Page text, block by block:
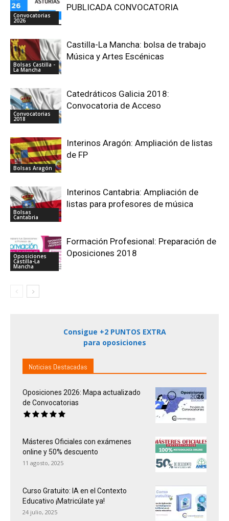
Convocatorias
2026
PUBLICADA CONVOCATORIA
Bolsas Castilla -
La Mancha
Castilla-La Mancha: bolsa de trabajo
Música y Artes Escénicas
Convocatorias
2018
Catedráticos Galicia 2018:
Convocatoria de Acceso
Bolsas Aragón
Interinos Aragón: Ampliación de listas
de FP
Bolsas
Cantabria
Interinos Cantabria: Ampliación de
listas para profesores de música
Oposiciones
Castilla-La
Mancha
Formación Profesional: Preparación de
Oposiciones 2018
Consigue +2 PUNTOS EXTRA
para oposiciones
Noticias Destacadas
Oposiciones 2026: Mapa actualizado
de Convocatorias
Másteres Oficiales con exámenes
online y 50% descuento
11 agosto, 2025
Curso Gratuito: IA en el Contexto
Educativo ¡Matricúlate ya!
24 julio, 2025